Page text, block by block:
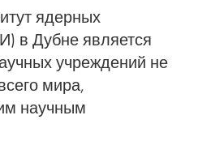
ядерных
в Дубне является
учреждений не
мира,
научным